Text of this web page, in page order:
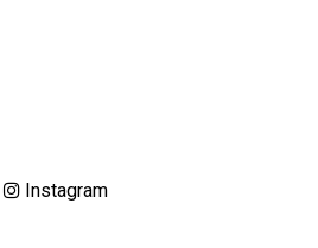
Instagram